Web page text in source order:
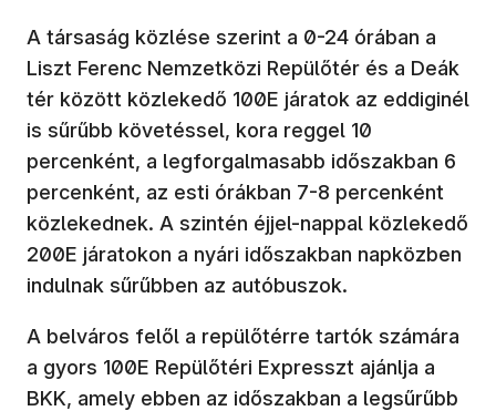
A társaság közlése szerint a 0-24 órában a
Liszt Ferenc Nemzetközi Repülőtér és a Deák
tér között közlekedő 100E járatok az eddiginél
is sűrűbb követéssel, kora reggel 10
percenként, a legforgalmasabb időszakban 6
percenként, az esti órákban 7-8 percenként
közlekednek. A szintén éjjel-nappal közlekedő
200E járatokon a nyári időszakban napközben
indulnak sűrűbben az autóbuszok.
A belváros felől a repülőtérre tartók számára
a gyors 100E Repülőtéri Expresszt ajánlja a
BKK, amely ebben az időszakban a legsűrűbb